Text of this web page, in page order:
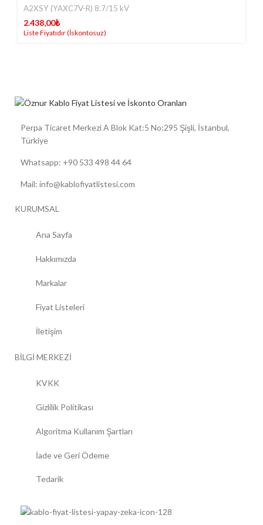
A2XSY (YAXC7V-R) 8.7/15 kV
2.438,00₺
Perpa Ticaret Merkezi A Blok Kat:5 No:295 Şişli, İstanbul,
Türkiye
Whatsapp: +90 533 498 44 64
Mail: info@kablofiyatlistesi.com
KURUMSAL
Ana Sayfa
Hakkımızda
Markalar
Fiyat Listeleri
İletişim
BİLGİ MERKEZİ
KVKK
Gizlilik Politikası
Algoritma Kullanım Şartları
İade ve Geri Ödeme
Tedarik